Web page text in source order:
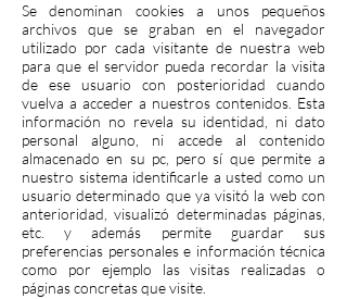
Se denominan cookies a unos pequeños
archivos que se graban en el navegador
utilizado por cada visitante de nuestra web
para que el servidor pueda recordar la visita
de ese usuario con posterioridad cuando
vuelva a acceder a nuestros contenidos. Esta
información no revela su identidad, ni dato
personal alguno, ni accede al contenido
almacenado en su pc, pero sí que permite a
nuestro sistema identificarle a usted como un
usuario determinado que ya visitó la web con
anterioridad, visualizó determinadas páginas,
etc. y además permite guardar sus
preferencias personales e información técnica
como por ejemplo las visitas realizadas o
páginas concretas que visite.